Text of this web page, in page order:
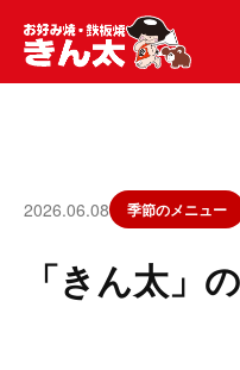
2026.06.08 季節のメニュー
「きん太」